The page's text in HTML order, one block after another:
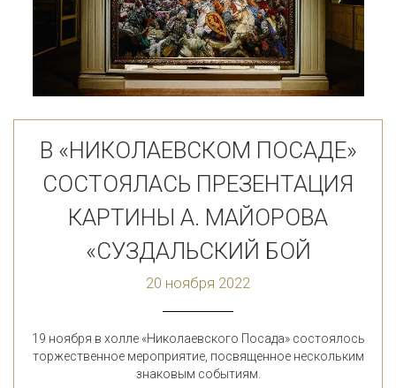
В «НИКОЛАЕВСКОМ ПОСАДЕ»
СОСТОЯЛАСЬ ПРЕЗЕНТАЦИЯ
КАРТИНЫ А. МАЙОРОВА
«СУЗДАЛЬСКИЙ БОЙ
20 ноября 2022
19 ноября в холле «Николаевского Посада» состоялось
торжественное мероприятие, посвященное нескольким
знаковым событиям.